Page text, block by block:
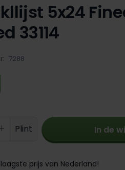
5x24
33114
7288
Voer
Plint In de
prijs van Nederland!